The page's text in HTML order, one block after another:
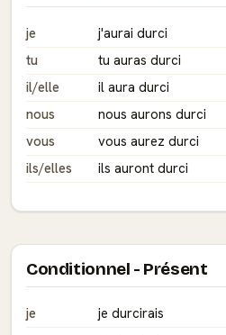
je
j'aurai durci
tu
tu auras durci
il/elle
il aura durci
nous
nous aurons durci
vous
vous aurez durci
ils/elles
ils auront durci
Conditionnel - Présent
je
je durcirais